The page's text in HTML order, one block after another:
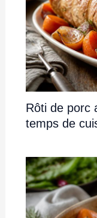
Rôti de porc
temps de